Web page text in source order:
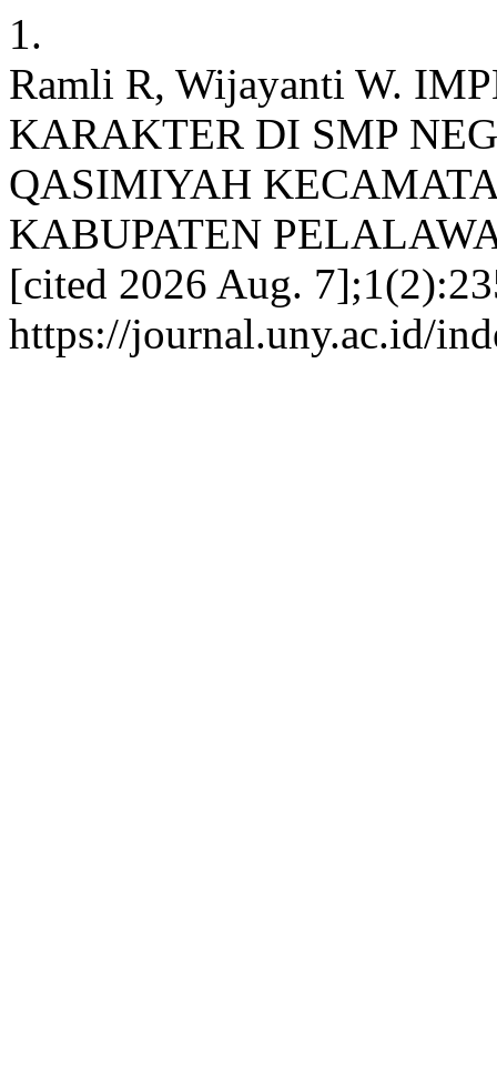
1.
Ramli R, Wijayanti W.
KARAKTER DI SMP
QASIMIYAH
KABUPATEN
[cited 2026 Aug.
https://journal.uny.ac.id/